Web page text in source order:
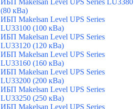
(80 кВа)
ИБП Makelsan Level UPS Series
LU33100 (100 кВа)
ИБП Makelsan Level UPS Series
LU33120 (120 кВа)
ИБП Makelsan Level UPS Series
LU33160 (160 кВа)
ИБП Makelsan Level UPS Series
LU33200 (200 кВа)
ИБП Makelsan Level UPS Series
LU33250 (250 кВа)
ИБП Makelsan Level UPS Series